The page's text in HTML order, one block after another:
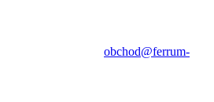
obchod@ferrum-